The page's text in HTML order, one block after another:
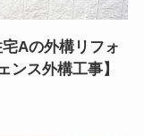
Aの外構リフォ
ンス外構工事】